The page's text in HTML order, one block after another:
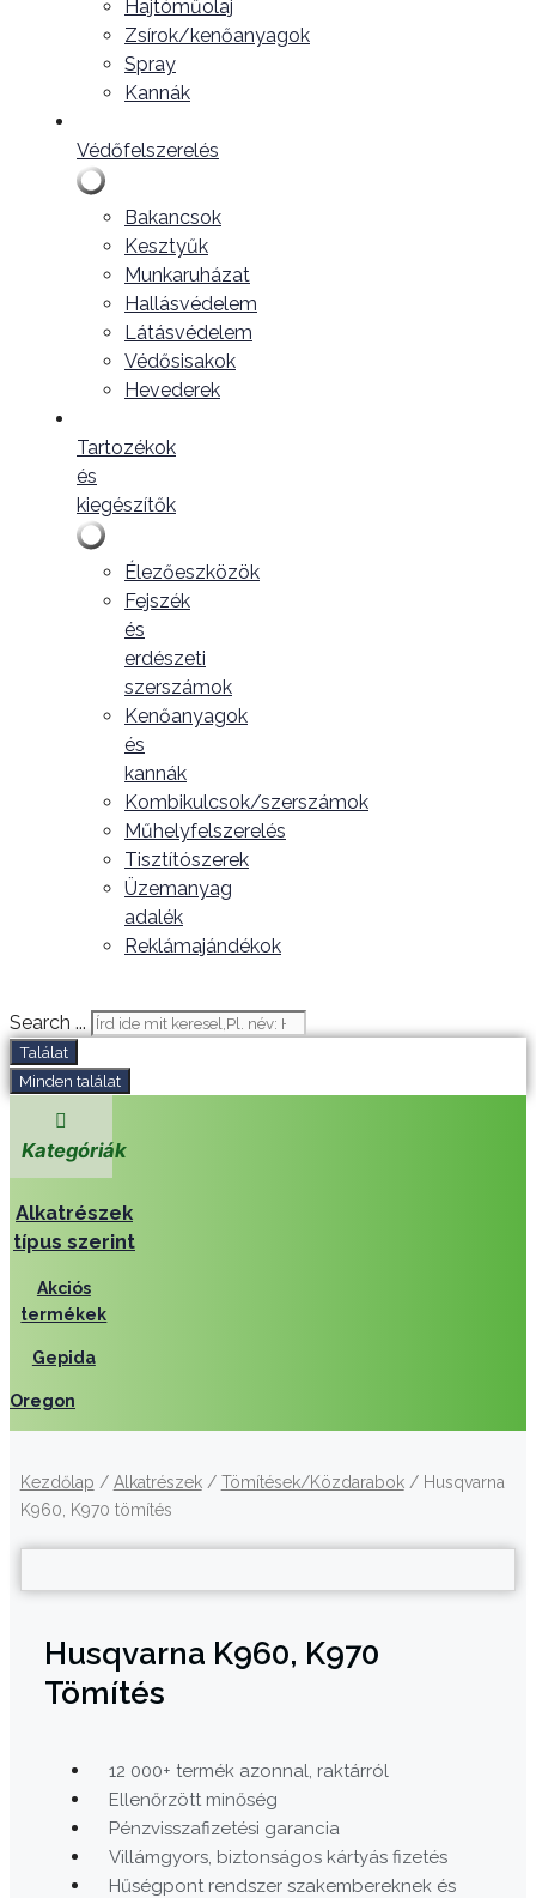
Hajtóműolaj
Zsírok/kenőanyagok
Spray
Kannák
Védőfelszerelés
Bakancsok
Kesztyűk
Munkaruházat
Hallásvédelem
Látásvédelem
Védősisakok
Hevederek
Tartozékok
és
kiegészítők
Élezőeszközök
Fejszék
és
erdészeti
szerszámok
Kenőanyagok
és
kannák
Kombikulcsok/szerszámok
Műhelyfelszerelés
Tisztítószerek
Üzemanyag
adalék
Reklámajándékok
Search ...
Találat
Minden találat
Kategóriák
Alkatrészek
típus szerint
Akciós
termékek
Gepida
Oregon
Kezdőlap / Alkatrészek/ Tömítések/Közdarabok/ Husqvarna
K960, K970 tömítés
Husqvarna K960, K970
Tömítés
12 000+ termék azonnal, raktárról
Ellenőrzött minőség
Pénzvisszafizetési garancia
Villámgyors, biztonságos kártyás fizetés
Hűségpont rendszer szakembereknek és